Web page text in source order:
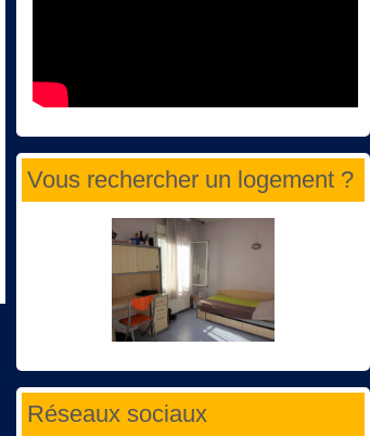
Vous rechercher un logement ?
Réseaux sociaux